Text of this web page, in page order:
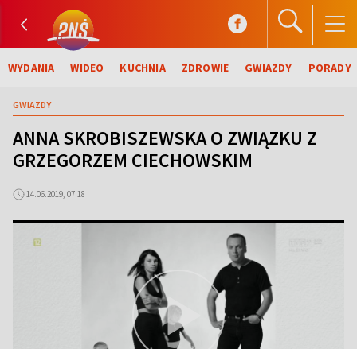
WYDANIA WIDEO KUCHNIA ZDROWIE GWIAZDY PORADY
GWIAZDY
ANNA SKROBISZEWSKA O ZWIĄZKU Z
GRZEGORZEM CIECHOWSKIM
14.06.2019, 07:18